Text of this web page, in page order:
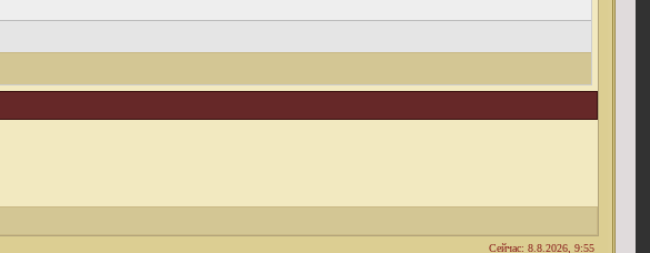
Сейчас: 8.8.2026, 9:55